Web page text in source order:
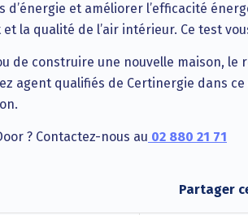
et améliorer l’efficacité
la qualité de l’air intérieur. Ce test
de construire une nouvelle maison,
agent qualifiés de Certinergie dans
? Contactez-nous au 02 880 21 71
Partager